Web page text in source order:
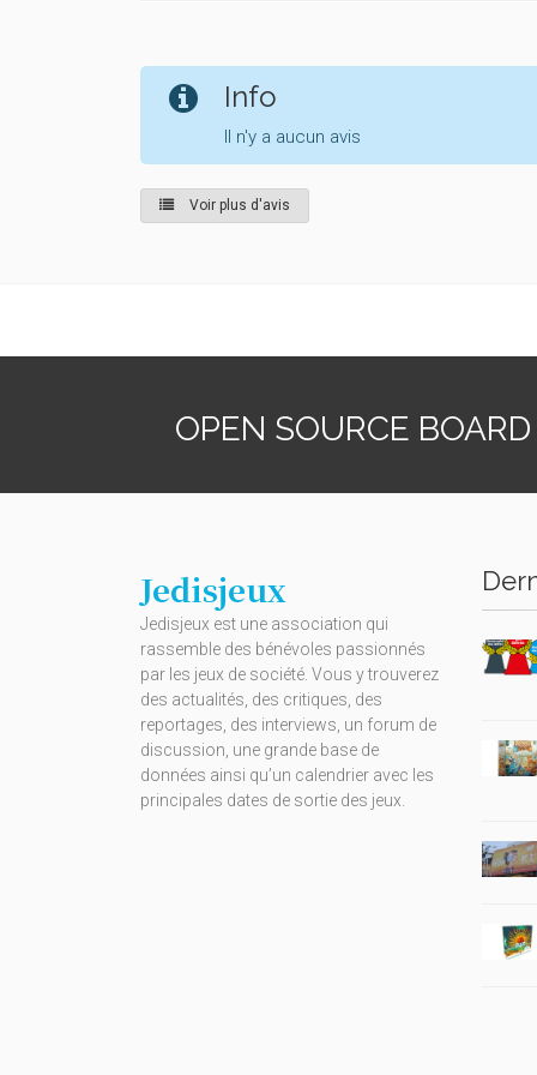
Info
Il n'y a aucun avis
Voir plus d'avis
OPEN SOURCE
Jedisjeux
Jedisjeux est une association qui
rassemble des bénévoles passionnés
par les jeux de société. Vous y trouverez
des actualités, des critiques, des
reportages, des interviews, un forum de
discussion, une grande base de
données ainsi qu’un calendrier avec les
principales dates de sortie des jeux.